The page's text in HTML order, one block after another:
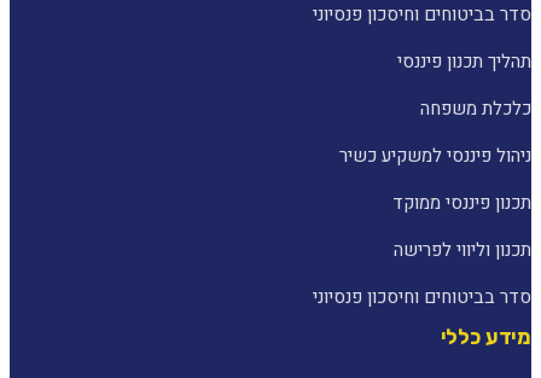
סדר בביטוחים וחיסכון פנסיוני
תהליך תכנון פיננסי
כלכלת משפחה
ניהול פיננסי למשקיע כשיר
תכנון פיננסי ממוקד
תכנון וליווי לפרישה
סדר בביטוחים וחיסכון פנסיוני
מידע כללי